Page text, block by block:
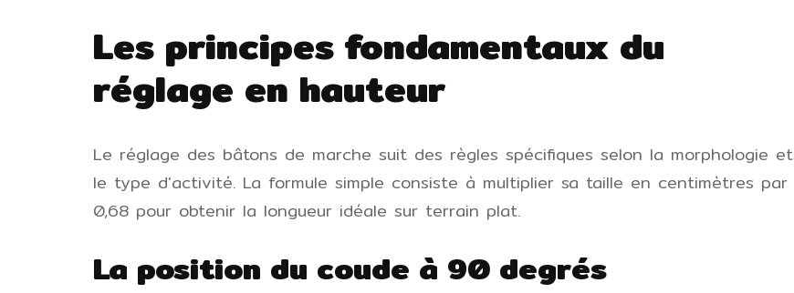
Les principes fondamentaux du
réglage en hauteur
Le réglage des bâtons de marche suit des règles spécifiques selon la morphologie et
le type d'activité. La formule simple consiste à multiplier sa taille en centimètres par
0,68 pour obtenir la longueur idéale sur terrain plat.
La position du coude à 90 degrés